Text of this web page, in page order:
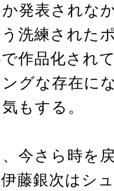
発表されな
洗練された
で作品化され
ングな存在に
もする。
、今さら時を
藤銀次はシ